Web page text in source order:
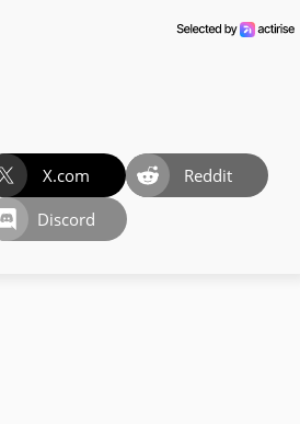
X.com
Reddit
Discord